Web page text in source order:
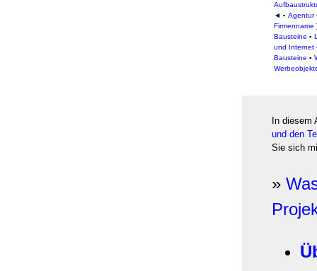
◄ ▪ Agentur
Firmenname
Bausteine ▪
und Internet
Bausteine ▪
In diesem
und den
Sie sich
»